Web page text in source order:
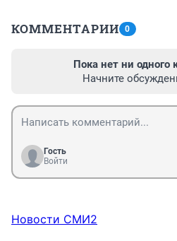
КОММЕНТАРИИ 0
Пока нет ни одного
Начните
Гость
Войти
Новости СМИ2